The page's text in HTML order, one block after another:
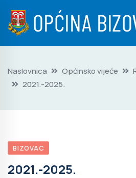
Naslovnica Općinsko vijeće
2021.-2025.
BIZOVAC
2021.-2025.